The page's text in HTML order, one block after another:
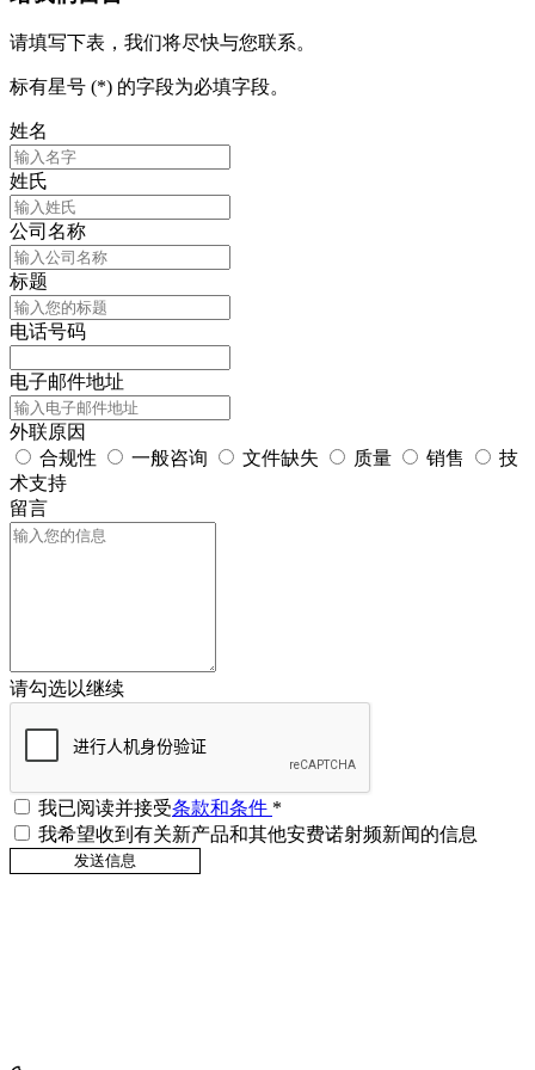
请填写下表，我们将尽快与您联系。
标有星号 (*) 的字段为必填字段。
姓名
姓氏
公司名称
标题
电话号码
电子邮件地址
外联原因
合规性
一般咨询 文件缺失 质量 销售
技
术支持
留言
请勾选以继续
我已阅读并接受条款和条件 *
我希望收到有关新产品和其他安费诺射频新闻的信息